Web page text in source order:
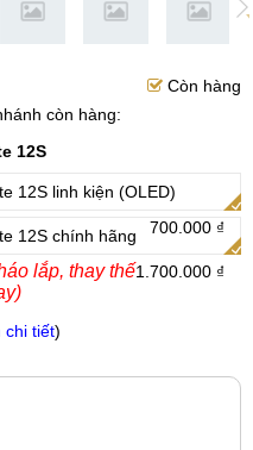
Còn hàng
còn hàng:
12S
12S linh kiện (OLED)
700.000 ₫
12S chính hãng
1.700.000 ₫
lắp, thay thế
chi tiết)